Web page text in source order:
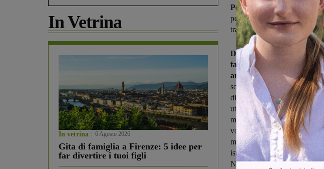
In Vetrina
In vetrina 6 Agosto 2026
Gita di famiglia a Firenze: 5 idee per
far divertire i tuoi figli
Per quanto riguarda il
pervenute al momento
tratte o orari di servizio.
Dagli studenti valdarnesi
fanno portavoce Aniello
anni seguono le vicende
sollecitare alla Regione
discapito degli abbonati
utenti a tariffazione oraria o
mezzi per le zone non
vogliamo, tra urbano ed
metropolitana è vasta, a
istituto, uno studente in
Non ci sembra più giusto,